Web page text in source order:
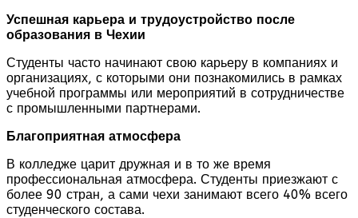
Успешная карьера и трудоустройство после
образования в Чехии
Студенты часто начинают свою карьеру в компаниях и
организациях, с которыми они познакомились в рамках
учебной программы или мероприятий в сотрудничестве
с промышленными партнерами.
Благоприятная атмосфера
В колледже царит дружная и в то же время
профессиональная атмосфера. Студенты приезжают с
более 90 стран, а сами чехи занимают всего 40% всего
студенческого состава.